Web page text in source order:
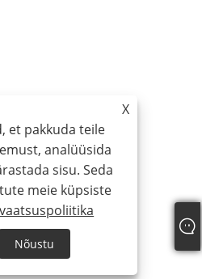
X
et pakkuda teile
analüüsida
sisu. Seda
meie küpsiste
Nõustu